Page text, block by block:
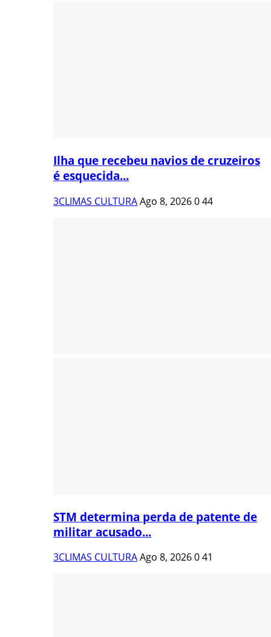
Ilha que recebeu navios de cruzeiros
é esquecida...
3CLIMAS CULTURAAgo 8, 2026044
STM determina perda de patente de
militar acusado...
3CLIMAS CULTURAAgo 8, 2026041